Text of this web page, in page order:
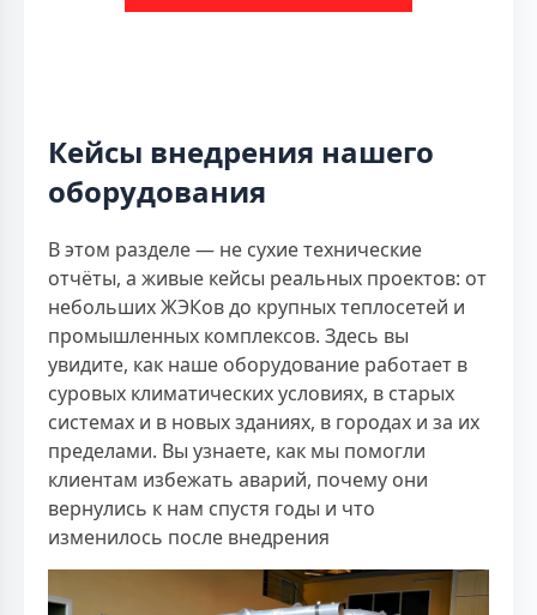
Кейсы внедрения нашего
оборудования
В этом разделе — не сухие технические
отчёты, а живые кейсы реальных проектов: от
небольших ЖЭКов до крупных теплосетей и
промышленных комплексов. Здесь вы
увидите, как наше оборудование работает в
суровых климатических условиях, в старых
системах и в новых зданиях, в городах и за их
пределами. Вы узнаете, как мы помогли
клиентам избежать аварий, почему они
вернулись к нам спустя годы и что
изменилось после внедрения